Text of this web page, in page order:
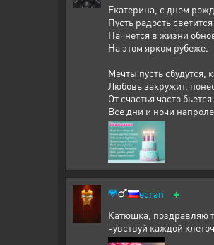
Екатерина, с днем
Пусть радость
Начнется в жизни
На этом ярком рубеже.
Мечты пусть сбудутся,
Любовь закружит,
От счастья часто
Все дни и ночи
ecran +
Катюшка, поздравляю
чувствуй каждой